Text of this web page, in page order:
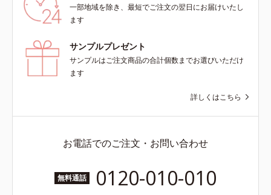
一部地域を除き、最短でご注文の翌日にお届けいたし
ます
サンプルプレゼント
サンプルはご注文商品の合計個数までお選びいただけ
ます
詳しくはこちら
お電話でのご注文・お問い合わせ
無料通話 0120-010-010